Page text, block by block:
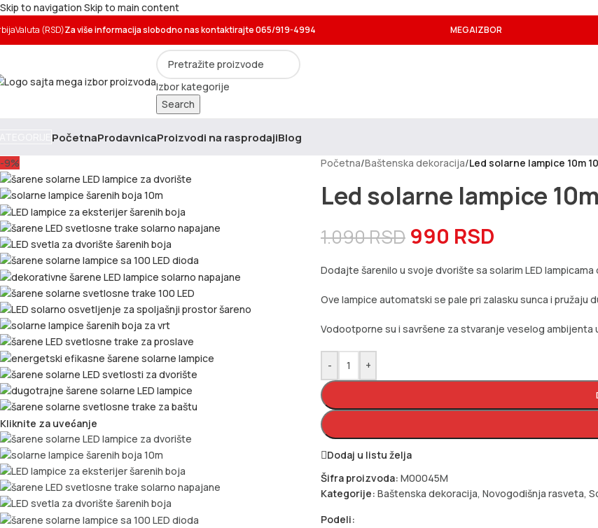
Skip to navigation Skip to main content
Valuta (RSD)Za više informacija slobodno nas kontaktirajte 065/919-4994 MEGAIZBOR
Izbor kategorije
Search
PočetnaProdavnicaProizvodi na rasprodajiBlog
-9%
Kliknite za uvećanje
Početna/Baštenska dekoracija/Led solarne lampice 10m
Led solarne lampice
1.090RSD 990 RSD
Dodajte šarenilo u svoje dvorište sa solarim LED
Ove lampice automatski se pale pri zalasku sunca i
Vodootporne su i savršene za stvaranje veselog ambijenta
- +
Dodaj u listu želja
Šifra proizvoda: M00045M
Kategorije: Baštenska dekoracija, Novogodišnja rasveta,
Podeli: